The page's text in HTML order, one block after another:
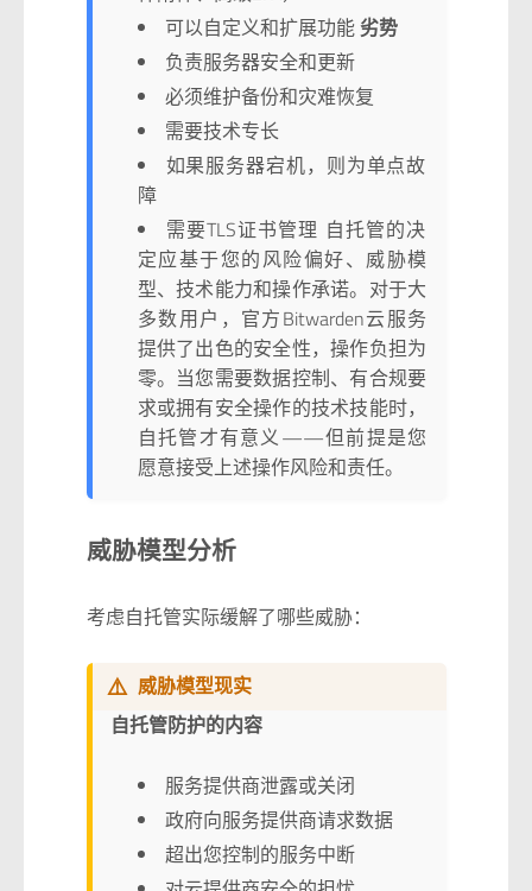
可以自定义和扩展功能劣势
负责服务器安全和更新
必须维护备份和灾难恢复
需要技术专长
如果服务器宕机，则为单点故
障
需要TLS证书管理 自托管的决
定应基于您的风险偏好、威胁模
型、技术能力和操作承诺。对于大
多数用户，官方Bitwarden云服务
提供了出色的安全性，操作负担为
零。当您需要数据控制、有合规要
求或拥有安全操作的技术技能时，
自托管才有意义——但前提是您
愿意接受上述操作风险和责任。
威胁模型分析
考虑自托管实际缓解了哪些威胁：
⚠️ 威胁模型现实
自托管防护的内容
服务提供商泄露或关闭
政府向服务提供商请求数据
超出您控制的服务中断